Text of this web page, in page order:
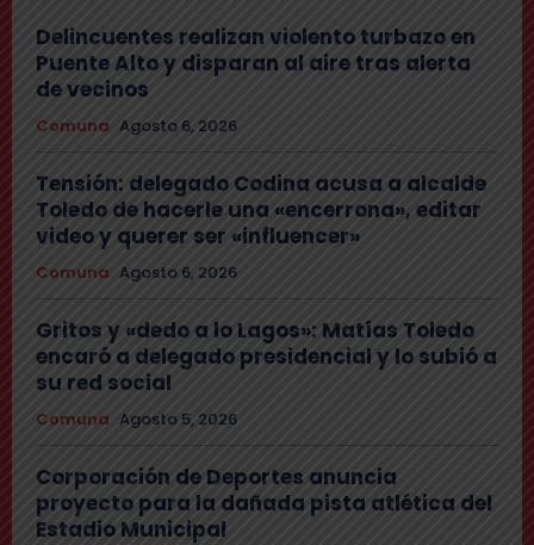
Delincuentes realizan violento turbazo en
Puente Alto y disparan al aire tras alerta
de vecinos
Comuna Agosto 6, 2026
Tensión: delegado Codina acusa a alcalde
Toledo de hacerle una «encerrona», editar
video y querer ser «influencer»
Comuna Agosto 6, 2026
Gritos y «dedo a lo Lagos»: Matías Toledo
encaró a delegado presidencial y lo subió a
su red social
Comuna Agosto 5, 2026
Corporación de Deportes anuncia
proyecto para la dañada pista atlética del
Estadio Municipal